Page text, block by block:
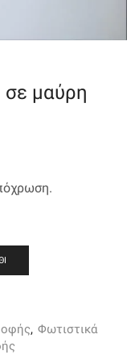
σε μαύρη
, Φωτιστικά